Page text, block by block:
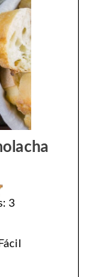
3
Fácil